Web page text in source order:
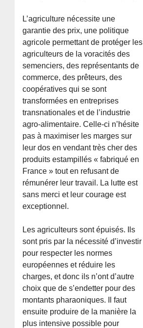
L’agriculture nécessite une
garantie des prix, une politique
agricole permettant de protéger les
agriculteurs de la voracités des
semenciers, des représentants de
commerce, des prêteurs, des
coopératives qui se sont
transformées en entreprises
transnationales et de l’industrie
agro-alimentaire. Celle-ci n’hésite
pas à maximiser les marges sur
leur dos en vendant très cher des
produits estampillés « fabriqué en
France » tout en refusant de
rémunérer leur travail. La lutte est
sans merci et leur courage est
exceptionnel.
Les agriculteurs sont épuisés. Ils
sont pris par la nécessité d’investir
pour respecter les normes
européennes et réduire les
charges, et donc ils n’ont d’autre
choix que de s’endetter pour des
montants pharaoniques. Il faut
ensuite produire de la manière la
plus intensive possible pour